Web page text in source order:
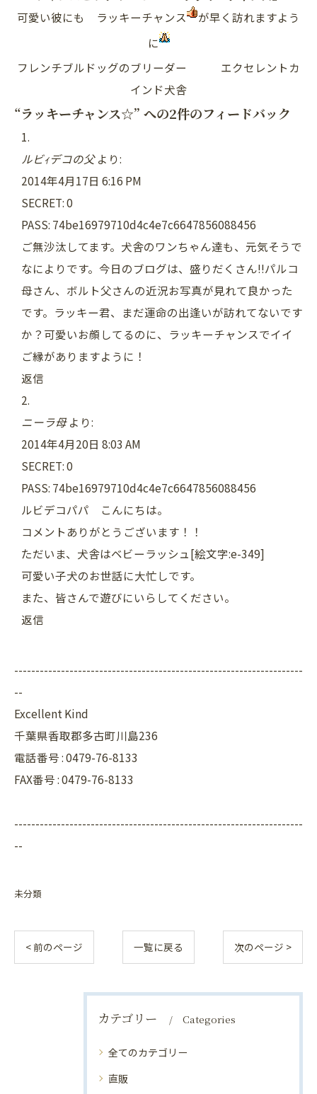
可愛い彼にも ラッキーチャンス
が早く訪れますよう
に
フレンチブルドッグのブリーダー エクセレントカ
インド犬舎
“ラッキーチャンス☆” への2件のフィードバック
ルビｨデコの父 より:
2014年4月17日 6:16 PM
SECRET: 0
PASS: 74be16979710d4c4e7c6647856088456
ご無沙汰してます。犬舎のワンちゃん達も、元気そうで
なによりです。今日のブログは、盛りだくさん!!パルコ
母さん、ボルト父さんの近況お写真が見れて良かった
です。ラッキー君、まだ運命の出逢いが訪れてないです
か？可愛いお顔してるのに、ラッキーチャンスでイイ
ご縁がありますように！
返信
ニーラ母 より:
2014年4月20日 8:03 AM
SECRET: 0
PASS: 74be16979710d4c4e7c6647856088456
ルビデコパパ こんにちは。
コメントありがとうございます！！
ただいま、犬舎はベビーラッシュ[絵文字:e-349]
可愛い子犬のお世話に大忙しです。
また、皆さんで遊びにいらしてください。
返信
--------------------------------------------------------------------
--
Excellent Kind
千葉県香取郡多古町川島236
電話番号 : 0479-76-8133
FAX番号 : 0479-76-8133
--------------------------------------------------------------------
--
未分類
< 前のページ 一覧に戻る 次のページ >
カテゴリー Categories
全てのカテゴリー
直販